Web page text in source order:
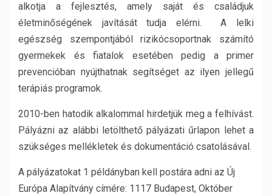
alkotja a fejlesztés, amely saját és családjuk
életminőségének javítását tudja elérni. A lelki
egészség szempontjából rizikócsoportnak számító
gyermekek és fiatalok esetében pedig a primer
prevencióban nyújthatnak segítséget az ilyen jellegű
terápiás programok.
2010-ben hatodik alkalommal hirdetjük meg a felhívást.
Pályázni az alábbi letölthető pályázati űrlapon lehet a
szükséges mellékletek és dokumentáció csatolásával.
A pályázatokat 1 példányban kell postára adni az Új
Európa Alapítvány címére: 1117 Budapest, Október